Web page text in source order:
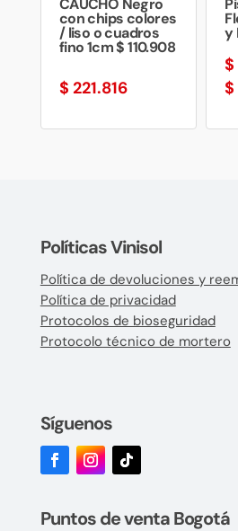
con chips colores
/ liso o cuadros
fino 1cm $ 110.908
$ 221.816
y
$
$
Políticas Vinisol
Política de devoluciones y
Política de privacidad
Protocolos de bioseguridad
Protocolo técnico de mortero
Síguenos
Puntos de venta Bogotá